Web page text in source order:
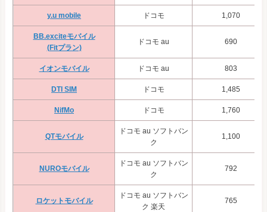
y.u mobile ドコモ 1,070
BB.exciteモバイル
(Fitプラン)
ドコモ au 690
イオンモバイル ドコモ au 803
DTI SIM ドコモ 1,485
NifMo ドコモ 1,760
QTモバイル
ドコモ au ソフトバン
ク
1,100
NUROモバイル
ドコモ au ソフトバン
ク
792
ロケットモバイル
ドコモ au ソフトバン
ク 楽天
765